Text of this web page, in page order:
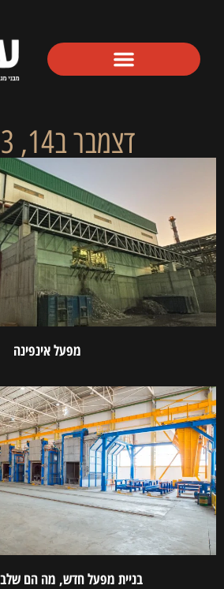
דצמבר ב14, 2023
מפעל אינפינה‬
בניית מפעל חדש, מה הם